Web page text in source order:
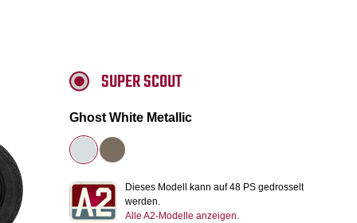
SUPER SCOUT
Ghost White Metallic
Dieses Modell kann auf 48 PS gedrosselt
werden.
Alle A2-Modelle anzeigen.